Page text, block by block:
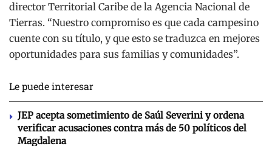
director Territorial Caribe de la Agencia Nacional de
Tierras. “Nuestro compromiso es que cada campesino
cuente con su título, y que esto se traduzca en mejores
oportunidades para sus familias y comunidades”.
Le puede interesar
JEP acepta sometimiento de Saúl Severini y ordena
verificar acusaciones contra más de 50 políticos del
Magdalena